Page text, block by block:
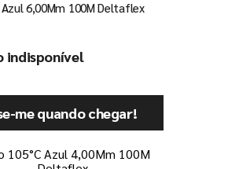
Azul 6,00Mm 100M Deltaflex
indisponível
me quando chegar!